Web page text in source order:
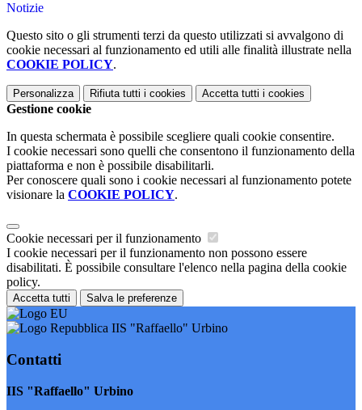
Notizie
Questo sito o gli strumenti terzi da questo utilizzati si avvalgono di
cookie necessari al funzionamento ed utili alle finalità illustrate nella
COOKIE POLICY.
Personalizza Rifiuta tutti i cookies Accetta tutti i cookies
Gestione cookie
In questa schermata è possibile scegliere quali cookie consentire.
I cookie necessari sono quelli che consentono il funzionamento della
piattaforma e non è possibile disabilitarli.
Per conoscere quali sono i cookie necessari al funzionamento potete
visionare la COOKIE POLICY.
Cookie necessari per il funzionamento
I cookie necessari per il funzionamento non possono essere
disabilitati. È possibile consultare l'elenco nella pagina della cookie
policy.
Accetta tutti Salva le preferenze
IIS "Raffaello" Urbino
Contatti
IIS "Raffaello" Urbino